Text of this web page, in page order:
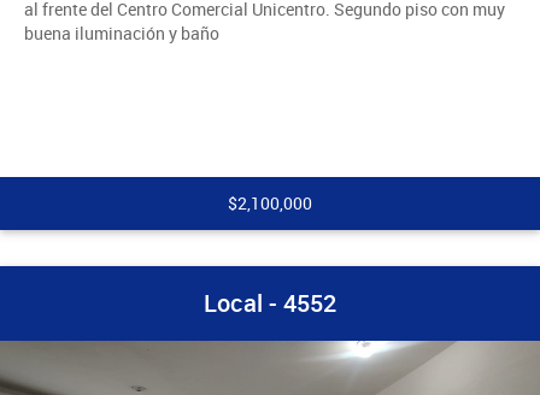
al frente del Centro Comercial Unicentro. Segundo piso con muy
buena iluminación y baño
$2,100,000
Local - 4552